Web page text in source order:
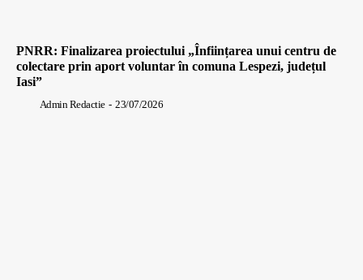
PNRR: Finalizarea proiectului „Înființarea unui centru de
colectare prin aport voluntar în comuna Lespezi, județul
Iasi”
Admin Redactie - 23/07/2026